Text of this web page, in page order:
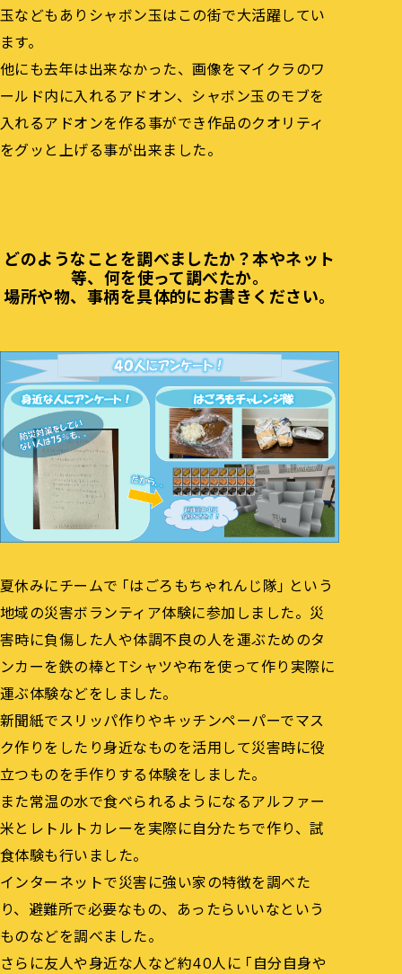
玉などもありシャボン玉はこの街で大活躍してい
ます。
他にも去年は出来なかった、画像をマイクラのワ
ールド内に入れるアドオン、シャボン玉のモブを
入れるアドオンを作る事ができ作品のクオリティ
をグッと上げる事が出来ました。
どのようなことを調べましたか？本やネット
等、何を使って調べたか。
場所や物、事柄を具体的にお書きください。
夏休みにチームで「はごろもちゃれんじ隊」という
地域の災害ボランティア体験に参加しました。災
害時に負傷した人や体調不良の人を運ぶためのタ
ンカーを鉄の棒とTシャツや布を使って作り実際に
運ぶ体験などをしました。
新聞紙でスリッパ作りやキッチンペーパーでマス
ク作りをしたり身近なものを活用して災害時に役
立つものを手作りする体験をしました。
また常温の水で食べられるようになるアルファー
米とレトルトカレーを実際に自分たちで作り、試
食体験も行いました。
インターネットで災害に強い家の特徴を調べた
り、避難所で必要なもの、あったらいいなという
ものなどを調べました。
さらに友人や身近な人など約40人に「自分自身や